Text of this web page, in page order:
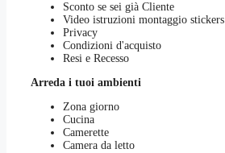
Sconto se sei già Cliente
Video istruzioni montaggio stickers
Privacy
Condizioni d'acquisto
Resi e Recesso
Arreda i tuoi ambienti
Zona giorno
Cucina
Camerette
Camera da letto